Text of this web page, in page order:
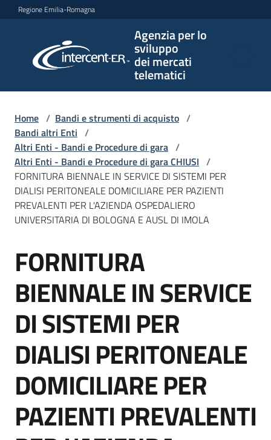
Vai al contenuto
Vai alla navigazione
Vai al footer
Regione Emilia-Romagna
Agenzia per lo
sviluppo
dei mercati
telematici
per lo
sviluppo
telematici
L'Agenzia
Bandi
strumenti
di
Supporto
Piattaforme
telematiche
Home / Bandi e strumenti di acquisto /
Bandi altri Enti /
Altri Enti - Bandi e Procedure di gara /
Altri Enti - Bandi e Procedure di gara CHIUSI /
FORNITURA BIENNALE IN SERVICE DI SISTEMI PER
DIALISI PERITONEALE DOMICILIARE PER PAZIENTI
PREVALENTI PER L'AZIENDA OSPEDALIERO
UNIVERSITARIA DI BOLOGNA E AUSL DI IMOLA
Salta al contenuto
FORNITURA
BIENNALE IN SERVICE
DI SISTEMI PER
DIALISI PERITONEALE
DOMICILIARE PER
PAZIENTI PREVALENTI